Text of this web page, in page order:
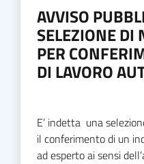
AVVISO
SELEZIONE DI
PER
DI LAVORO
E’ indetta una
il conferimento di un
ad esperto ai sensi